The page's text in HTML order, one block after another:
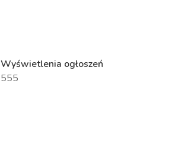
Wyświetlenia ogłoszeń
555